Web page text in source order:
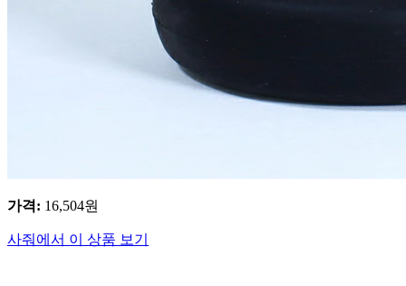
가격: 16,504원
사줘에서 이 상품 보기